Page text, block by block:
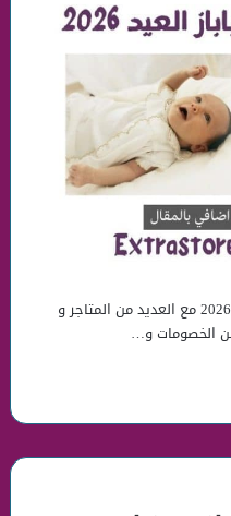
احتفل بعيد الفطر المبارك لهذا العام 2026 مع العديد من المتاجر و
من الخصومات و…